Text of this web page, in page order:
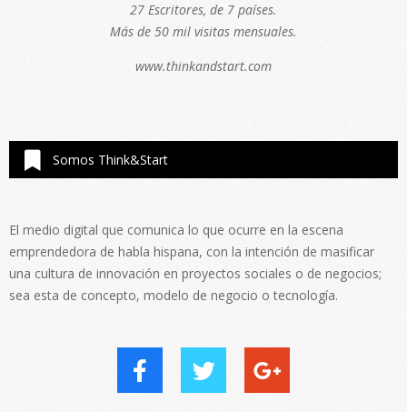
27 Escritores, de 7 países.
Más de 50 mil visitas mensuales.
www.thinkandstart.com
Somos Think&Start
El medio digital que comunica lo que ocurre en la escena
emprendedora de habla hispana, con la intención de masificar
una cultura de innovación en proyectos sociales o de negocios;
sea esta de concepto, modelo de negocio o tecnología.